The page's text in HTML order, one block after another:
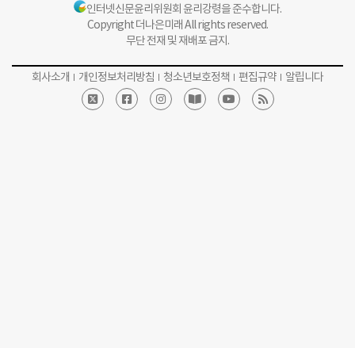
인터넷신문윤리위원회 윤리강령을 준수합니다.
Copyright 더나은미래 All rights reserved.
무단 전재 및 재배포 금지.
회사소개 개인정보처리방침 청소년보호정책 편집규약 알립니다